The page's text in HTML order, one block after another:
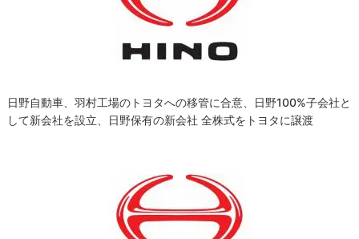
日野自動車、羽村工場のトヨタへの移管に合意、日野100%子会社と
して新会社を設立、日野保有の新会社 全株式をトヨタに譲渡